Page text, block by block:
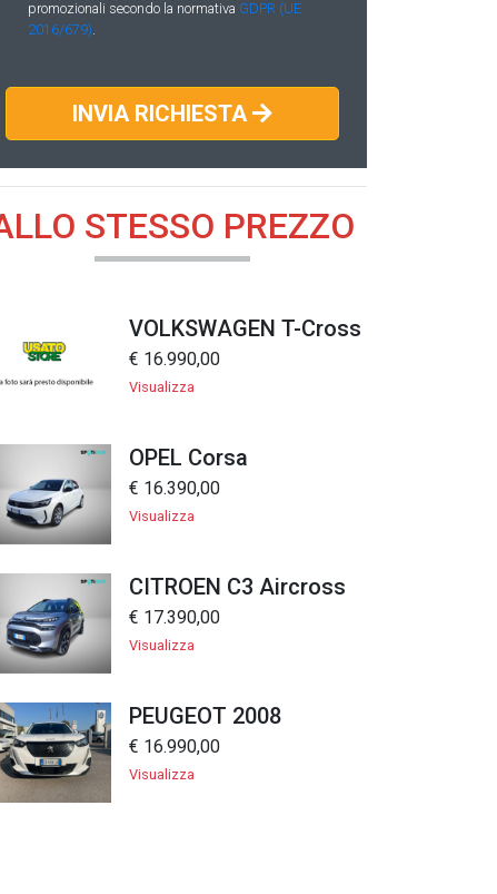
promozionali secondo la normativa GDPR (UE
2016/679).
INVIA RICHIESTA
STESSO PREZZO
VOLKSWAGEN T-Cross
€ 16.990,00
Visualizza
OPEL Corsa
€ 16.390,00
Visualizza
CITROEN C3 Aircross
€ 17.390,00
Visualizza
PEUGEOT 2008
€ 16.990,00
Visualizza